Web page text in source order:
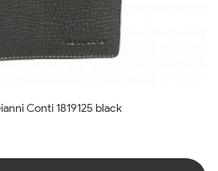
Conti 1819125 black